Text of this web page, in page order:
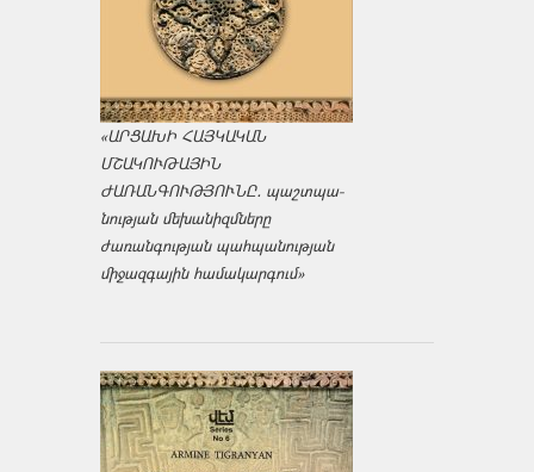
«ԱՐՑԱԽԻ ՀԱՅԿԱԿԱՆ
ՄՇԱԿՈՒԹԱՅԻՆ
ԺԱՌԱՆԳՈՒԹՅՈՒՆԸ․ պաշտպա­
նության մեխանիզմները
ժառանգության պահպանության
միջազ­գային համակարգում»